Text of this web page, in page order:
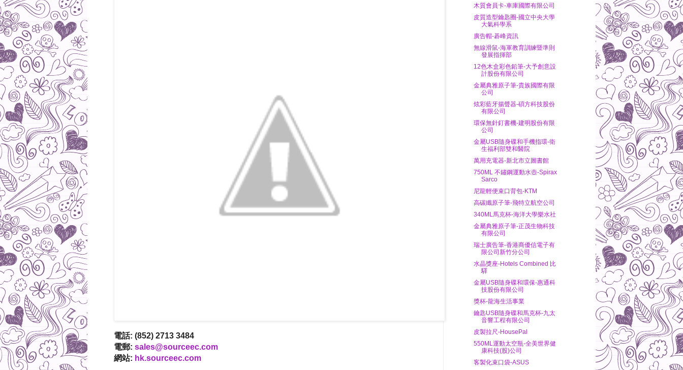
電話: (852) 2713 3484
電郵: sales@sourceec.com
網站: hk.sourceec.com
木質會員卡-車庫國際有限公司
皮質造型鑰匙圈-國立中央大學
大氣科學系
廣告帽-碁峰資訊
無線滑鼠-海軍教育訓練暨準則
發展指揮部
12色木盒彩色鉛筆-大予創意設
計股份有限公司
金屬典雅原子筆-貴族國際有限
公司
炫彩藍牙揚聲器-碩方科技股份
有限公司
環保無針釘書機-建明股份有限
公司
金屬USB隨身碟和手機指環-衛
生福利部雙和醫院
萬用充電器-新北市立圖書館
750ML 不鏽鋼運動水壺-Spirax
Sarco
尼龍輕便束口背包-KTM
高碳纖原子筆-飛特立航空公司
340ML馬克杯-海洋大學樂水社
金屬典雅原子筆-正茂生物科技
有限公司
瑞士廣告筆-香港商優信電子有
限公司新竹分公司
水晶獎座-Hotels Combined 比
驛
金屬USB隨身碟和環保-惠通科
技股份有限公司
獎杯-龍海生活事業
鑰匙USB隨身碟和馬克杯-九太
音響工程有限公司
皮製拉尺-HousePal
550ML運動太空瓶-全美世界健
康科技(股)公司
客製化束口袋-ASUS